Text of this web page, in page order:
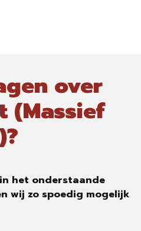
over
(Massief
het onderstaande
wij zo spoedig mogelijk